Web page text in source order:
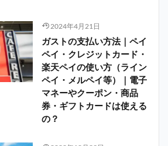
2024年4月21日
ガストの支払い方法｜ペイ
ペイ・クレジットカード・
楽天ペイの使い方（ライン
ペイ・メルペイ等）｜電子
マネーやクーポン・商品
券・ギフトカードは使える
の？